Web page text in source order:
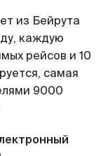
из Бейрута
каждую
рейсов и 10
самая
9000